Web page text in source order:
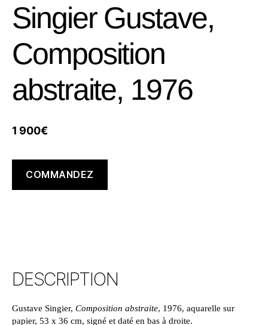
Singier Gustave,
Composition
abstraite, 1976
1 900€
COMMANDEZ
DESCRIPTION
Gustave Singier, Composition abstraite, 1976, aquarelle sur
papier, 53 x 36 cm, signé et daté en bas à droite.